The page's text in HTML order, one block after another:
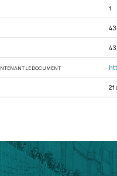
1
LE DOCUMENT
21